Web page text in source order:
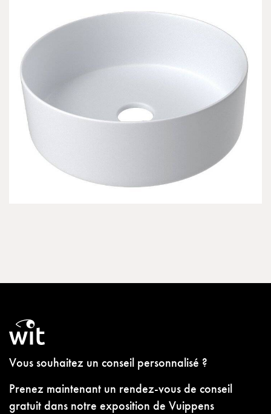
Vous souhaitez un conseil personnalisé ?
Prenez maintenant un rendez-vous de conseil
gratuit dans notre exposition de Vuippens